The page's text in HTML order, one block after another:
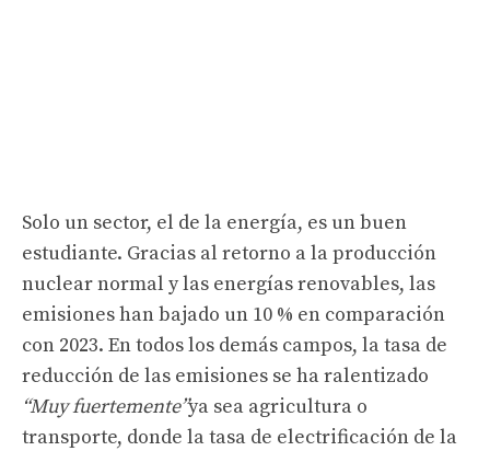
Solo un sector, el de la energía, es un buen
estudiante. Gracias al retorno a la producción
nuclear normal y las energías renovables, las
emisiones han bajado un 10 % en comparación
con 2023. En todos los demás campos, la tasa de
reducción de las emisiones se ha ralentizado
“Muy fuertemente”ya sea agricultura o
transporte, donde la tasa de electrificación de la